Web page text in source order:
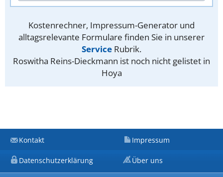
Kostenrechner, Impressum-Generator und
alltagsrelevante Formulare finden Sie in unserer
Service Rubrik.
Roswitha Reins-Dieckmann ist noch nicht gelistet in
Hoya
Kontakt Impressum
Datenschutzerklärung Über uns